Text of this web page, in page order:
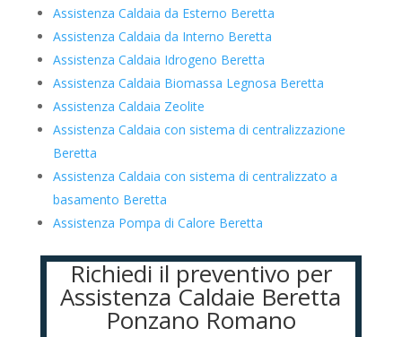
Assistenza Caldaia da Esterno Beretta
Assistenza Caldaia da Interno Beretta
Assistenza Caldaia Idrogeno Beretta
Assistenza Caldaia Biomassa Legnosa Beretta
Assistenza Caldaia Zeolite
Assistenza Caldaia con sistema di centralizzazione
Beretta
Assistenza Caldaia con sistema di centralizzato a
basamento Beretta
Assistenza Pompa di Calore Beretta
Richiedi il preventivo per
Assistenza Caldaie Beretta
Ponzano Romano